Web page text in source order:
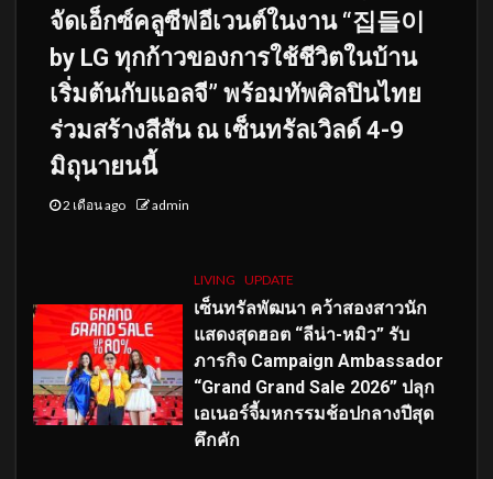
จัดเอ็กซ์คลูซีฟอีเวนต์ในงาน “집들이
by LG ทุกก้าวของการใช้ชีวิตในบ้าน
เริ่มต้นกับแอลจี” พร้อมทัพศิลปินไทย
ร่วมสร้างสีสัน ณ เซ็นทรัลเวิลด์ 4-9
มิถุนายนนี้
2 เดือน ago admin
LIVING UPDATE
เซ็นทรัลพัฒนา คว้าสองสาวนัก
แสดงสุดฮอต “ลีน่า-หมิว” รับ
ภารกิจ Campaign Ambassador
“Grand Grand Sale 2026” ปลุก
เอเนอร์จี้มหกรรมช้อปกลางปีสุด
คึกคัก